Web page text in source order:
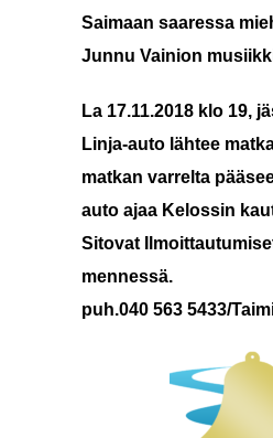
Saimaan saaressa
Junnu Vainion
La 17.11.2018 klo 19,
Linja-auto lähtee
matkan varrelta
auto ajaa Kelossin
Sitovat
mennessä.
puh.040 563 5433/